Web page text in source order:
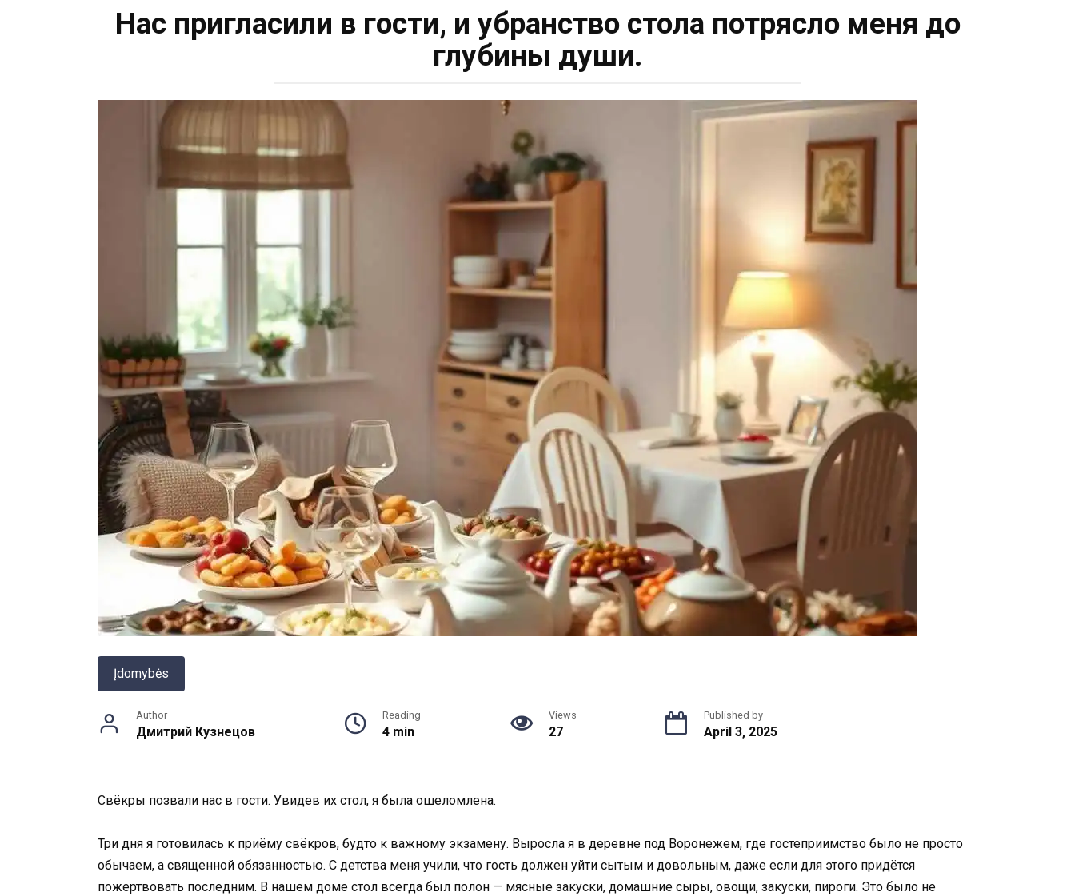
Нас пригласили в гости, и убранство стола потрясло меня до
глубины души.
Įdomybės
Author
Дмитрий Кузнецов
Reading
4 min
Views
27
Published by
April 3, 2025
Свёкры позвали нас в гости. Увидев их стол, я была ошеломлена.
Три дня я готовилась к приёму свёкров, будто к важному экзамену. Выросла я в деревне под Воронежем, где гостеприимство было не просто
обычаем, а священной обязанностью. С детства меня учили, что гость должен уйти сытым и довольным, даже если для этого придётся
пожертвовать последним. В нашем доме стол всегда был полон — мясные закуски, домашние сыры, овощи, закуски, пироги. Это было не